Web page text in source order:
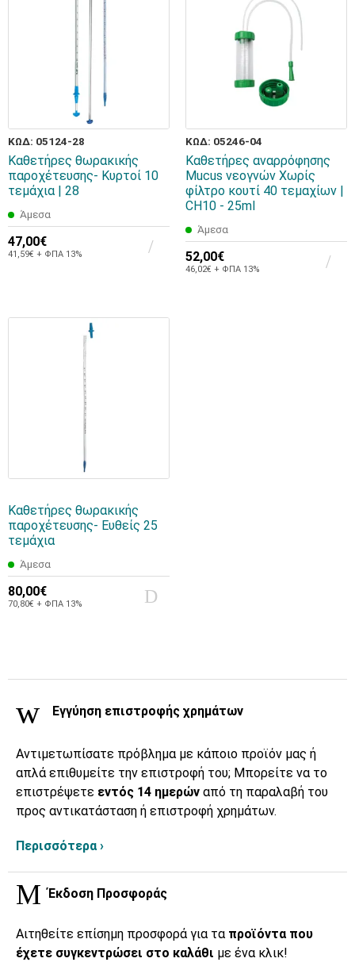
ΚΩΔ: 05124-28
Καθετήρες θωρακικής
παροχέτευσης- Κυρτοί 10
τεμάχια | 28
Άμεσα
47,00€
41,59€ + ΦΠΑ 13%
ΚΩΔ: 05246-04
Καθετήρες αναρρόφησης
Mucus νεογνών Χωρίς
φίλτρο κουτί 40 τεμαχίων |
CH10 - 25ml
Άμεσα
52,00€
46,02€ + ΦΠΑ 13%
Καθετήρες θωρακικής
παροχέτευσης- Ευθείς 25
τεμάχια
Άμεσα
80,00€
70,80€ + ΦΠΑ 13%
Εγγύηση επιστροφής χρημάτων
Αντιμετωπίσατε πρόβλημα με κάποιο προϊόν μας ή
απλά επιθυμείτε την επιστροφή του; Μπορείτε να το
επιστρέψετε εντός 14 ημερών από τη παραλαβή του
προς αντικατάσταση ή επιστροφή χρημάτων.
Περισσότερα ›
Έκδοση Προσφοράς
Αιτηθείτε επίσημη προσφορά για τα προϊόντα που
έχετε συγκεντρώσει στο καλάθι με ένα κλικ!